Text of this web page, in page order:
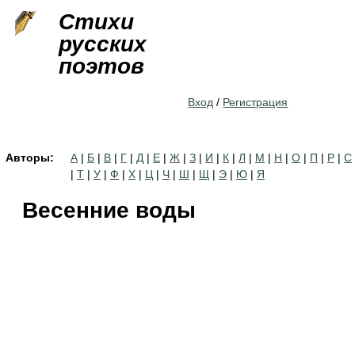
Стихи
русских
поэтов
Вход / Регистрация
Авторы: А | Б | В | Г | Д | Е | Ж | З | И | К | Л | М | Н | О | П | Р | С
| Т | У | Ф | Х | Ц | Ч | Ш | Щ | Э | Ю | Я
Весенние воды